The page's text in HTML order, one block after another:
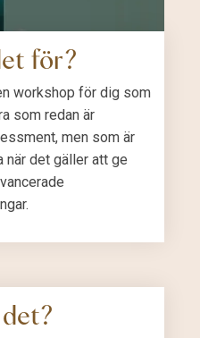
för?
workshop för dig som
som redan är
men som är
när det gäller att ge